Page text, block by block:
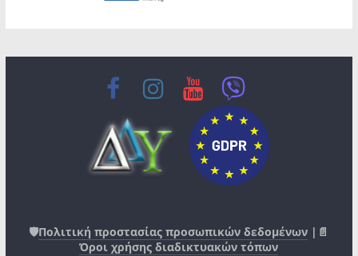
🛡️Πολιτική προστασίας προσωπικών δεδομένων |📄
Όροι χρήσης διαδικτυακών τόπων